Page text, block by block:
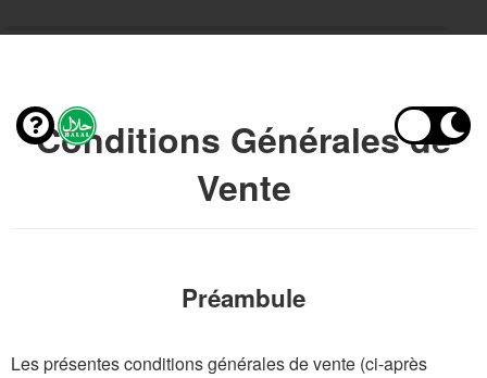
Conditions Générales de
Vente
Préambule
Les présentes conditions générales de vente (ci-après